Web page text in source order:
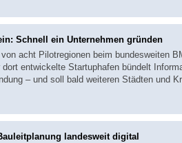
Schnell ein Unternehmen gründen
acht Pilotregionen beim bundesweiten
dort entwickelte Startuphafen bündelt
– und soll bald weiteren Städten und
landesweit digital